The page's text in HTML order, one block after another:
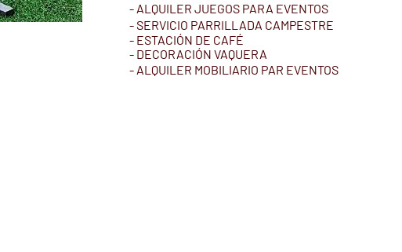
- ALQUILER JUEGOS PARA EVENTOS
- SERVICIO PARRILLADA CAMPESTRE
- ESTACIÓN DE CAFÉ
- DECORACIÓN VAQUERA
- ALQUILER MOBILIARIO PAR EVENTOS